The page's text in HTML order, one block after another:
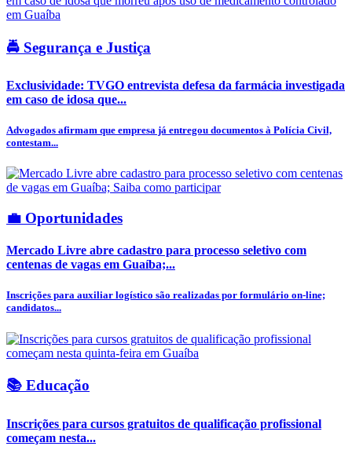
🚔 Segurança e Justiça
Exclusividade: TVGO entrevista defesa da farmácia investigada
em caso de idosa que...
Advogados afirmam que empresa já entregou documentos à Polícia Civil,
contestam...
💼 Oportunidades
Mercado Livre abre cadastro para processo seletivo com
centenas de vagas em Guaíba;...
Inscrições para auxiliar logístico são realizadas por formulário on-line;
candidatos...
📚 Educação
Inscrições para cursos gratuitos de qualificação profissional
começam nesta...